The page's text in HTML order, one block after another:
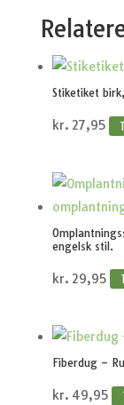
Stiketiket
kr. 27,95
engelsk stil.
kr. 29,95
Fiberdug –
kr. 49,95